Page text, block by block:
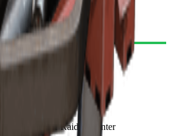
mindre Raider-mønter